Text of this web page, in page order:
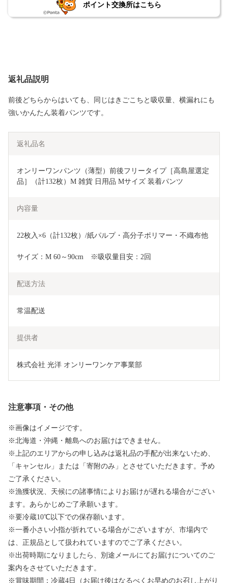
ポイント交換所はこちら
返礼品説明
前後どちらからはいても、同じはきごこちと吸収量、横漏れにも
強いかんたん装着パンツです。
返礼品名
オンリーワンパンツ（薄型）前後フリータイプ［高島屋選定
品］（計132枚）M 雑貨 日用品 Mサイズ 装着パンツ
内容量
22枚入×6（計132枚）/紙パルプ・高分子ポリマー・不織布他
サイズ：M 60～90cm　※吸収量目安：2回
配送方法
常温配送
提供者
株式会社 光洋 オンリーワンケア事業部
注意事項・その他
※画像はイメージです。
※北海道・沖縄・離島へのお届けはできません。
※上記のエリアからの申し込みは返礼品の手配が出来ないため、
「キャンセル」または「寄附のみ」とさせていただきます。予め
ご了承ください。
※漁獲状況、天候にの諸事情によりお届けが遅れる場合がござい
ます。あらかじめご了承願います。
※要冷蔵10℃以下での保存願います。
※一番小さい小指が折れている場合がございますが、市場内で
は、正規品として扱われていますのでご了承ください。
※出荷時期になりましたら、別途メールにてお届けについてのご
案内をさせていただきます。
※賞味期間：冷蔵4日（お届け後はなるべくお早めのお召し上がり